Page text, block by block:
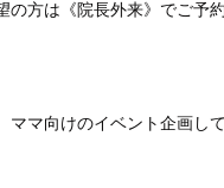
方は《院長外来》でご予
イベント企画していま